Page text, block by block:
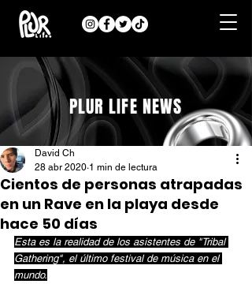
PLUR LIFE NEWS
Cientos de personas atrapadas
en un Rave en la playa desde
hace 50 días
David Ch
28 abr 2020 1 min de lectura
Esta es la realidad de los asistentes de "Tribal
Gathering", el último festival de música en el
mundo.